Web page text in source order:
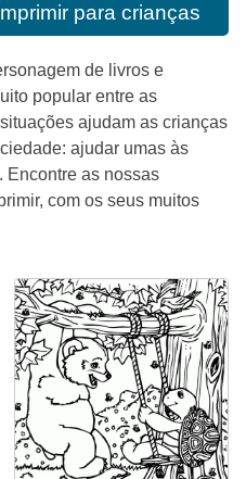
para crianças
de livros e
popular entre as
ajudam as crianças
ajudar umas às
Encontre as nossas
com os seus muitos